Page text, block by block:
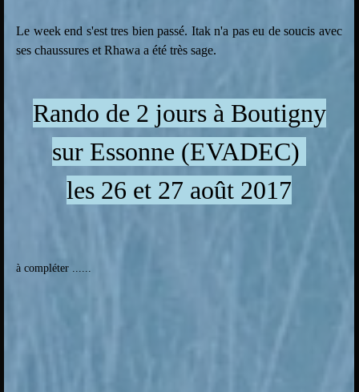
Le week end s'est tres bien passé. Itak n'a pas eu de soucis avec
ses chaussures et Rhawa a été très sage.
Rando de 2 jours à Boutigny
sur Essonne (EVADEC)
les 26 et 27 août 2017
à compléter ......